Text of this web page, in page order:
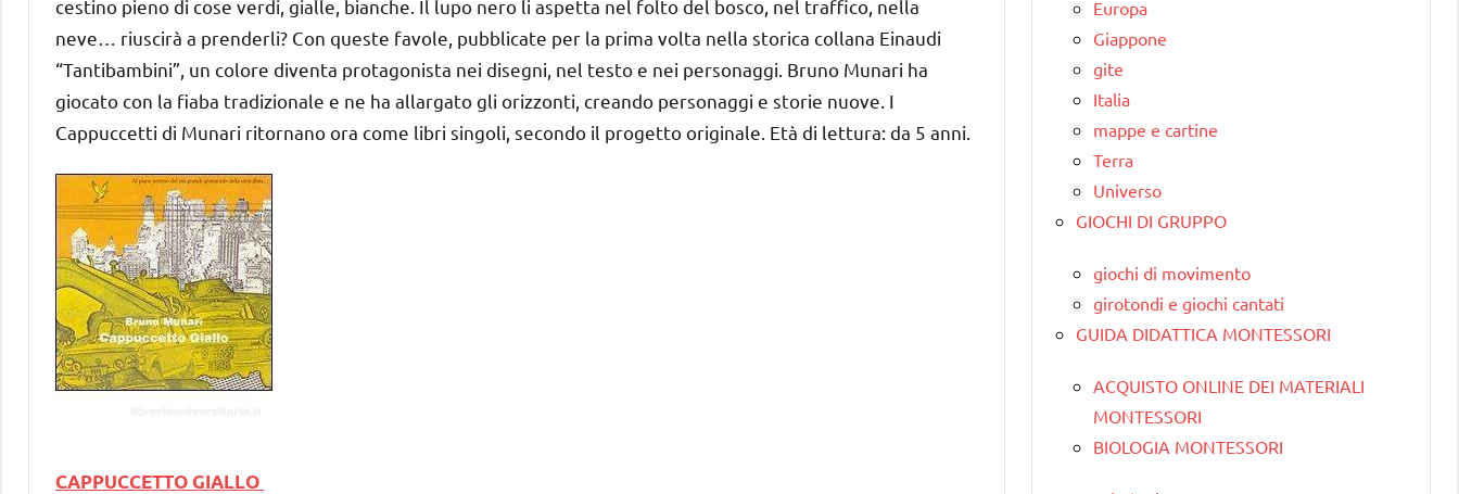
cestino pieno di cose verdi, gialle, bianche. Il lupo nero li aspetta nel folto del bosco, nel traffico, nella
neve… riuscirà a prenderli? Con queste favole, pubblicate per la prima volta nella storica collana Einaudi
“Tantibambini”, un colore diventa protagonista nei disegni, nel testo e nei personaggi. Bruno Munari ha
giocato con la fiaba tradizionale e ne ha allargato gli orizzonti, creando personaggi e storie nuove. I
Cappuccetti di Munari ritornano ora come libri singoli, secondo il progetto originale. Età di lettura: da 5 anni.
CAPPUCCETTO GIALLO
Europa
Giappone
gite
Italia
mappe e cartine
Terra
Universo
GIOCHI DI GRUPPO
giochi di movimento
girotondi e giochi cantati
GUIDA DIDATTICA MONTESSORI
ACQUISTO ONLINE DEI MATERIALI
MONTESSORI
BIOLOGIA MONTESSORI